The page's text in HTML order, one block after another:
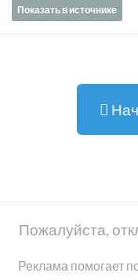
Показать в источнике
Пожалуйста,